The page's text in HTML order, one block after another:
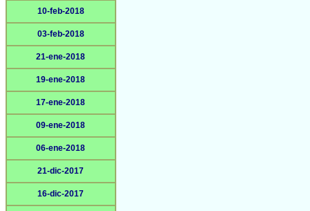
10-feb-2018
03-feb-2018
21-ene-2018
19-ene-2018
17-ene-2018
09-ene-2018
06-ene-2018
21-dic-2017
16-dic-2017